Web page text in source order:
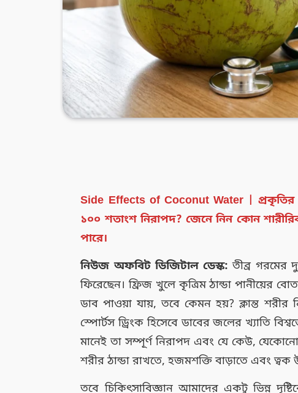
Side Effects of Coconut Water |
১০০ শতাংশ নিরাপদ? জেনে নিন কোন
পারে।
নিউজ অফবিট ডিজিটাল ডেস্ক: তীব্র গরমের
ফিরেছেন। ফ্রিজ খুলে কৃত্রিম ঠান্ডা পানীয়ের
ডাব পাওয়া যায়, তবে কেমন হয়? ক্লান্ত শরীর
স্পোর্টস ড্রিংক হিসেবে ডাবের জলের খ্যাতি
মানেই তা সম্পূর্ণ নিরাপদ এবং যে কেউ, যেকোনো
শরীর ঠান্ডা রাখতে, হজমশক্তি বাড়াতে এবং
তবে চিকিৎসাবিজ্ঞান আমাদের একটু ভিন্ন